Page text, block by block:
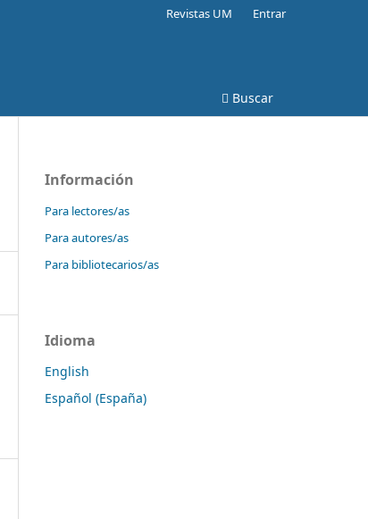
Buscar
Revistas UM Entrar
Información
Para lectores/as
Para autores/as
Para bibliotecarios/as
Idioma
English
Español (España)